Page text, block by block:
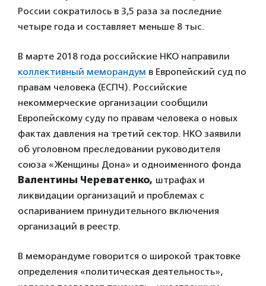
России сократилось в 3,5 раза за последние
четыре года и составляет меньше 8 тыс.
В марте 2018 года российские НКО направили
коллективный меморандум в Европейский суд по
правам человека (ЕСПЧ). Российские
некоммерческие организации сообщили
Европейскому суду по правам человека о новых
фактах давления на третий сектор. НКО заявили
об уголовном преследовании руководителя
союза «Женщины Дона» и одноименного фонда
Валентины Череватенко, штрафах и
ликвидации организаций и проблемах с
оспариванием принудительного включения
организаций в реестр.
В меморандуме говорится о широкой трактовке
определения «политическая деятельность»,